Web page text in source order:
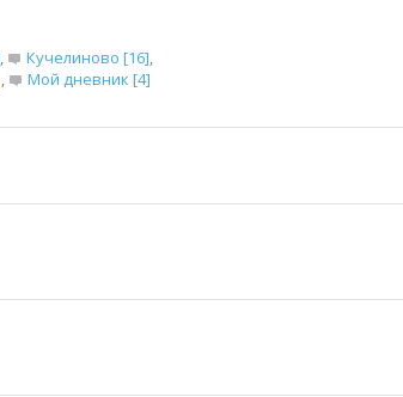
, Кучелиново [16],
,
Мой дневник [4]